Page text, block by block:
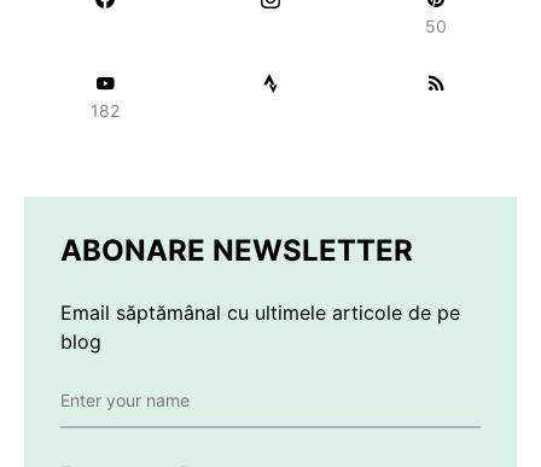
50
182
ABONARE NEWSLETTER
Email săptămânal cu ultimele articole de pe
blog